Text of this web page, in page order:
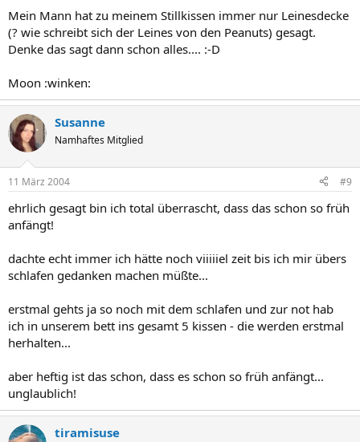
Mein Mann hat zu meinem Stillkissen immer nur Leinesdecke
(? wie schreibt sich der Leines von den Peanuts) gesagt.
Denke das sagt dann schon alles.... :-D
Moon :winken:
Susanne
Namhaftes Mitglied
11 März 2004 #9
ehrlich gesagt bin ich total überrascht, dass das schon so früh
anfängt!
dachte echt immer ich hätte noch viiiiiel zeit bis ich mir übers
schlafen gedanken machen müßte...
erstmal gehts ja so noch mit dem schlafen und zur not hab
ich in unserem bett ins gesamt 5 kissen - die werden erstmal
herhalten...
aber heftig ist das schon, dass es schon so früh anfängt...
unglaublich!
tiramisuse